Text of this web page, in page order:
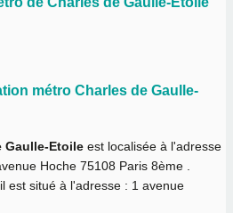
métro Charles de Gaulle-
Gaulle-Etoile est localisée à l'adresse
Hoche 75108 Paris 8ème .
, il est situé à l'adresse : 1 avenue